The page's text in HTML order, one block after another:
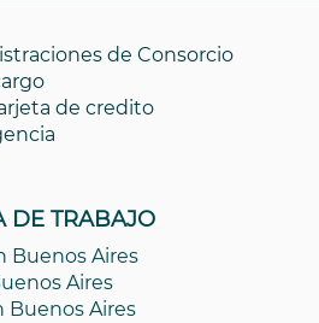
de Consorcio
de credito
DE TRABAJO
Buenos Aires
Aires
Buenos Aires